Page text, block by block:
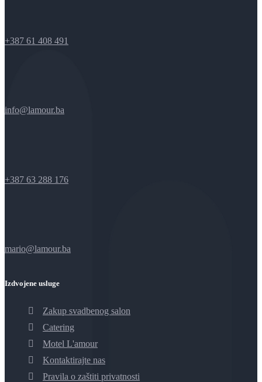
+387 61 408 491
info@lamour.ba
+387 63 288 176
mario@lamour.ba
Izdvojene usluge
Zakup svadbenog salon
Catering
Motel L'amour
Kontaktirajte nas
Pravila o zaštiti privatnosti